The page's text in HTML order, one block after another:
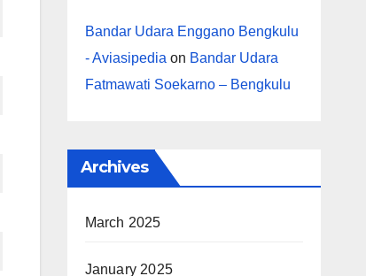
Bandar Udara Enggano Bengkulu
- Aviasipedia on Bandar Udara
Fatmawati Soekarno – Bengkulu
Archives
March 2025
January 2025